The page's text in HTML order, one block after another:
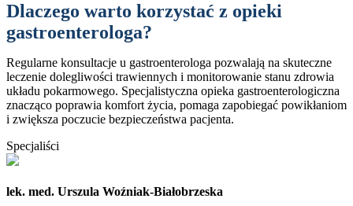
Dlaczego warto korzystać z opieki
gastroenterologa?
Regularne konsultacje u gastroenterologa pozwalają na skuteczne
leczenie dolegliwości trawiennych i monitorowanie stanu zdrowia
układu pokarmowego. Specjalistyczna opieka gastroenterologiczna
znacząco poprawia komfort życia, pomaga zapobiegać powikłaniom
i zwiększa poczucie bezpieczeństwa pacjenta.
Specjaliści
lek. med. Urszula Woźniak-Białobrzeska